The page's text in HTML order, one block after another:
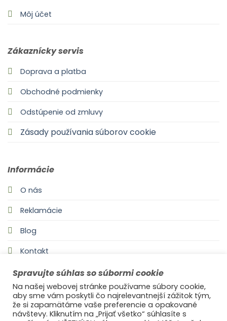
Môj účet
Zákaznícky servis
Doprava a platba
Obchodné podmienky
Odstúpenie od zmluvy
Zásady používania súborov cookie
Informácie
O nás
Reklamácie
Blog
Kontakt
Spravujte súhlas so súbormi cookie
Na našej webovej stránke používame súbory cookie,
aby sme vám poskytli čo najrelevantnejší zážitok tým,
že si zapamätáme vaše preferencie a opakované
návštevy. Kliknutím na „Prijať všetko“ súhlasíte s